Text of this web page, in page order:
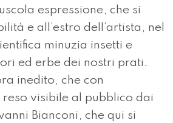
espressione, che si
e all’estro dell’artista, nel
minuzia insetti e
ed erbe dei nostri prati.
inedito, che con
visibile al pubblico dai
Bianconi, che qui si